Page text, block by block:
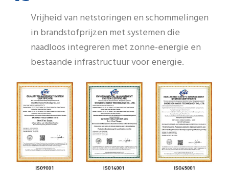
Vrijheid van netstoringen en schommelingen
in brandstofprijzen met systemen die
naadloos integreren met zonne-energie en
bestaande infrastructuur voor energie.